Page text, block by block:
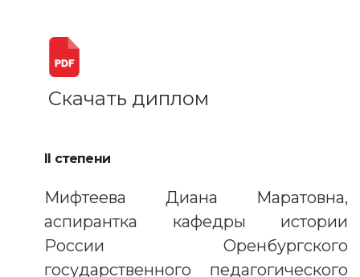
Скачать диплом
II степени
Мифтеева Диана Маратовна,
аспирантка кафедры истории
России Оренбургского
государственного педагогического